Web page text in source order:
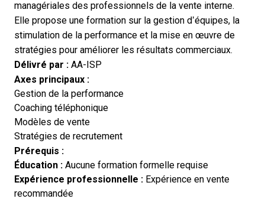
managériales des professionnels de la vente interne.
Elle propose une formation sur la gestion d’équipes, la
stimulation de la performance et la mise en œuvre de
stratégies pour améliorer les résultats commerciaux.
Délivré par : AA-ISP
Axes principaux :
Gestion de la performance
Coaching téléphonique
Modèles de vente
Stratégies de recrutement
Prérequis :
Éducation : Aucune formation formelle requise
Expérience professionnelle : Expérience en vente
recommandée